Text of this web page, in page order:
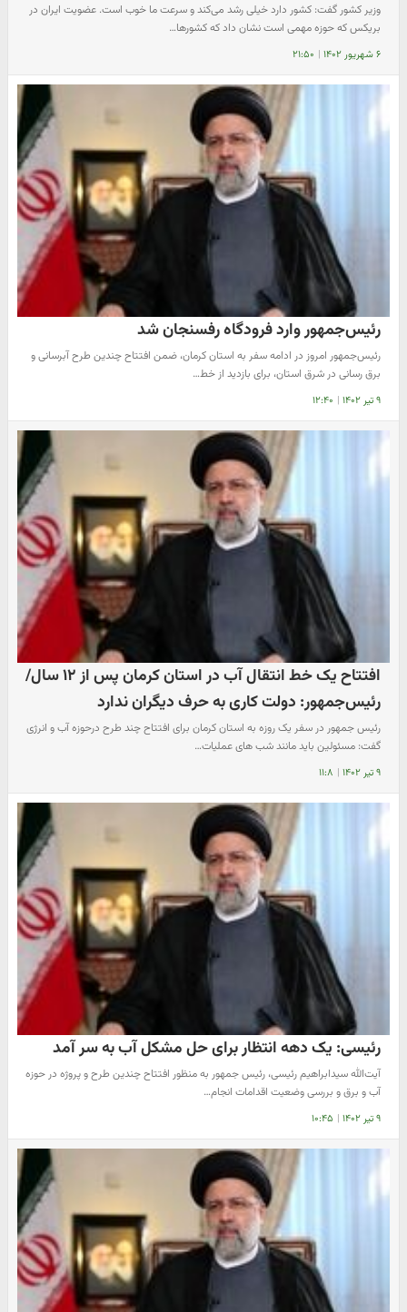
وزیر کشور گفت: کشور دارد خیلی رشد می‌کند و سرعت ما خوب است. عضویت ایران در
بریکس که حوزه مهمی است نشان داد که کشورها…
۶ شهریور ۱۴۰۲ | ۲۱:۵۰
رئیس‌جمهور وارد فرودگاه رفسنجان شد
رئیس‌جمهور امروز در ادامه سفر به استان کرمان، ضمن افتتاح چندین طرح آبرسانی و
برق رسانی در شرق استان، برای بازدید از خط…
۹ تیر ۱۴۰۲ | ۱۲:۴۰
افتتاح یک خط انتقال آب در استان کرمان پس از ۱۲ سال/
رئیس‌جمهور: دولت کاری به حرف دیگران ندارد
رئیس جمهور در سفر یک روزه به استان کرمان برای افتتاح چند طرح درحوزه آب و انرژی
گفت: مسئولین باید مانند شب های عملیات…
۹ تیر ۱۴۰۲ | ۱۱:۸
رئیسی: یک دهه انتظار برای حل مشکل آب به سر آمد
آیت‌الله سیدابراهیم رئیسی، رئیس جمهور به منظور افتتاح چندین طرح و پروژه در حوزه
آب و برق و بررسی وضعیت اقدامات انجام…
۹ تیر ۱۴۰۲ | ۱۰:۴۵